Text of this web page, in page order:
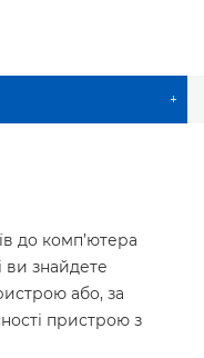
+
до комп’ютера
ви знайдете
або, за
пристрою з